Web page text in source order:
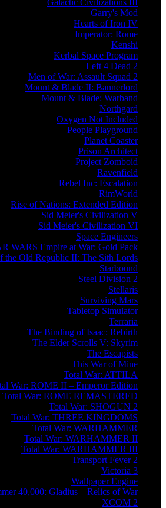
Galactic Civilizations III
Garry's Mod
Hearts of Iron IV
Imperator: Rome
Kenshi
Kerbal Space Program
Left 4 Dead 2
Men of War: Assault Squad 2
Mount & Blade II: Bannerlord
Mount & Blade: Warband
Northgard
Oxygen Not Included
People Playground
Planet Coaster
Prison Architect
Project Zomboid
Ravenfield
Rebel Inc: Escalation
RimWorld
Rise of Nations: Extended Edition
Sid Meier's Civilization V
Sid Meier's Civilization VI
Space Engineers
WARS Empire at War: Gold Pack
the Old Republic II: The Sith Lords
Starbound
Steel Division 2
Stellaris
Surviving Mars
Tabletop Simulator
Terraria
The Binding of Isaac: Rebirth
The Elder Scrolls V: Skyrim
The Escapists
This War of Mine
Total War: ATTILA
War: ROME II – Emperor Edition
Total War: ROME REMASTERED
Total War: SHOGUN 2
Total War: THREE KINGDOMS
Total War: WARHAMMER
Total War: WARHAMMER II
Total War: WARHAMMER III
Transport Fever 2
Victoria 3
Wallpaper Engine
40,000: Gladius – Relics of War
XCOM 2